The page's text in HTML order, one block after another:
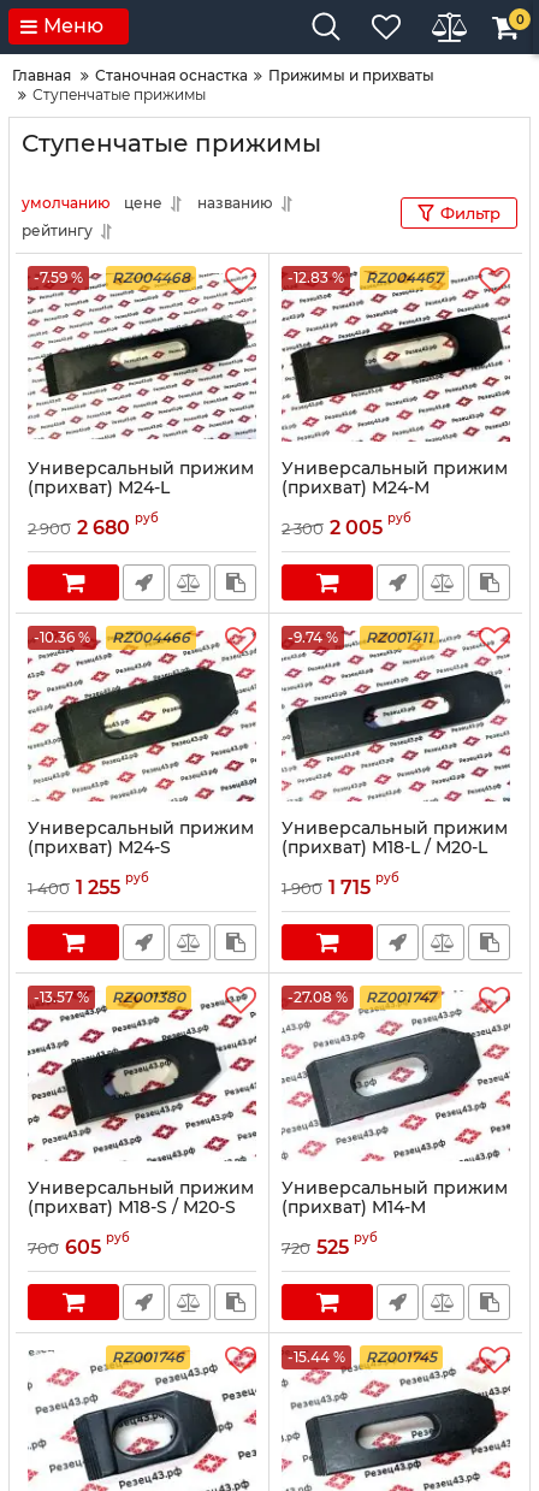
Меню 0
Главная Станочная оснастка
Прижимы и прихваты
Ступенчатые прижимы
Ступенчатые прижимы
умолчанию цене
названию
рейтингу
Фильтр
-7.59 % RZ004468
Универсальный прижим
(прихват) M24-L
2 900 2 680 руб
-12.83 % RZ004467
Универсальный прижим
(прихват) M24-M
2 300 2 005 руб
-10.36 % RZ004466
Универсальный прижим
(прихват) M24-S
1 400 1 255 руб
-9.74 % RZ001411
Универсальный прижим
(прихват) M18-L / M20-L
1 900 1 715 руб
-13.57 % RZ001380
Универсальный прижим
(прихват) M18-S / M20-S
700 605 руб
-27.08 % RZ001747
Универсальный прижим
(прихват) M14-M
720 525 руб
RZ001746 -15.44 % RZ001745